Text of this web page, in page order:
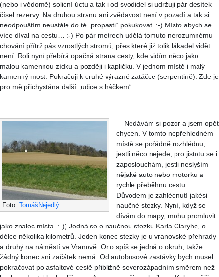
(nebo i vědomě) solidní úctu a tak i od svodidel si udržuji pár desítek
čísel rezervy. Na druhou stranu ani zvědavost není v pozadí a tak si
neodpouštím neustále do té „propasti“ pokukovat. :-) Místo abych se
více díval na cestu… :-) Po pár metrech udělá tomuto nerozumnému
chování přítrž pás vzrostlých stromů, přes které již tolik lákadel vidět
není. Roli nyní přebírá opačná strana cesty, kde vidím něco jako
malou kamennou zídku a později i kapličku. V jednom místě i malý
kamenný most. Pokračuji k druhé výrazné zatáčce (serpentině). Zde je
pro mě přichystána další „udice s háčkem“.
Foto:TomášNejedlý
Nedávám si pozor a jsem opět
chycen. V tomto nepřehledném
místě se pořádně rozhlédnu,
jestli něco nejede, pro jistotu se i
zaposlouchám, jestli neslyším
nějaké auto nebo motorku a
rychle přeběhnu cestu.
Důvodem je zahlédnutí jakési
naučné stezky. Nyní, když se
dívám do mapy, mohu promluvit
jako znalec místa. :-)) Jedná se o naučnou stezku Karla Claryho, o
délce několika kilometrů. Jeden konec stezky je u vranovské přehrady
a druhý na náměstí ve Vranově. Ono spíš se jedná o okruh, takže
žádný konec ani začátek nemá. Od autobusové zastávky bych musel
pokračovat po asfaltové cestě přibližně severozápadním směrem než